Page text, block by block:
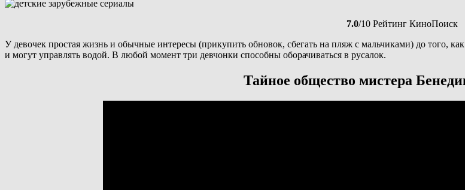
7.0/10 Рейтинг КиноПоиск
У девочек простая жизнь и обычные интересы (прикупить обновок, сбегать на пляж с мальчиками) до того,
и могут управлять водой. В любой момент три девчонки способны оборачиваться в русалок.
Тайное общество мистера